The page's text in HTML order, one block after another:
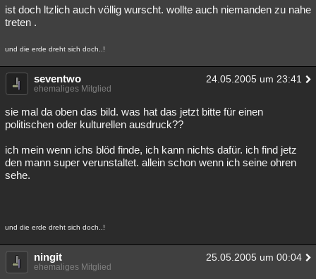
ist doch ltzlich auch völlig wurscht. wollte auch niemanden zu nahe
treten .
und die erde dreht sich doch..!
seventwo 24.05.2005 um 23:41
ehemaliges Mitglied
sie mal da oben das bild. was hat das jetzt bitte für einen
politischen oder kulturellen ausdruck??
ich mein wenn ichs blöd finde, ich kann nichts dafür. ich find jetz
den mann super verunstaltet. allein schon wenn ich seine ohren
sehe.
und die erde dreht sich doch..!
ningit 25.05.2005 um 00:04
ehemaliges Mitglied